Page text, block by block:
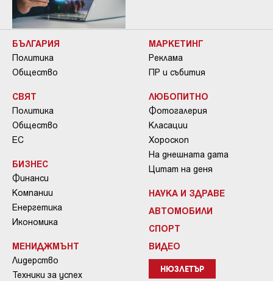
БЪЛГАРИЯ
Политика
Общество
СВЯТ
Политика
Общество
ЕС
БИЗНЕС
Финанси
Компании
Енергетика
Икономика
МЕНИДЖМЪНТ
Лидерство
Техники за успех
МАРКЕТИНГ
Реклама
ПР и събития
ЛЮБОПИТНО
Фотогалерия
Класации
Хороскоп
На днешната дата
Цитат на деня
НАУКА И ЗДРАВЕ
АВТОМОБИЛИ
СПОРТ
ВИДЕО
НЮЗЛЕТЪР